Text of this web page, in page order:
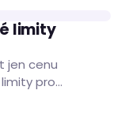
limity
jen cenu
pro
překročení…